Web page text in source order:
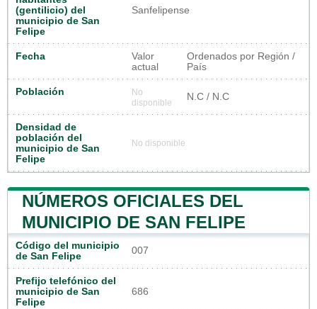
(gentilicio) del
municipio de San
Felipe
Sanfelipense
Fecha
Valor
actual
Ordenados por Región /
País
Población
No
disponible
N.C / N.C
Densidad de
población del
municipio de San
Felipe
No disponible
NÚMEROS OFICIALES DEL
MUNICIPIO DE SAN FELIPE
Código del municipio
de San Felipe
007
Prefijo telefónico del
municipio de San
Felipe
686